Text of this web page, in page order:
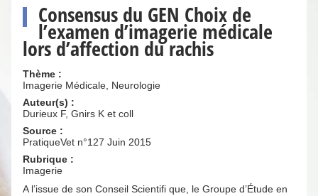
Consensus du GEN Choix de
l’examen d’imagerie médicale
lors d’affection du rachis
Thème :
Imagerie Médicale, Neurologie
Auteur(s) :
Durieux F, Gnirs K et coll
Source :
PratiqueVet n°127 Juin 2015
Rubrique :
Imagerie
A l’issue de son Conseil Scientifi que, le Groupe d’Étude en